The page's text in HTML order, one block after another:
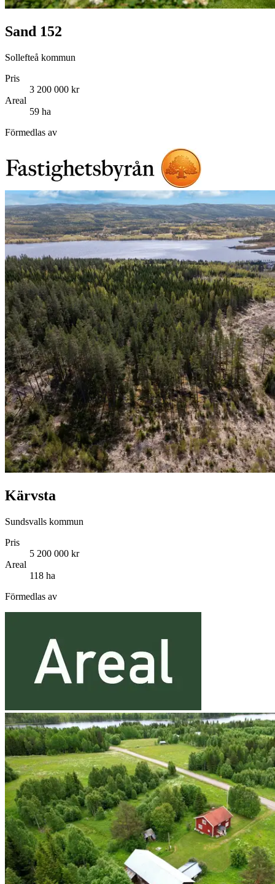
Sand 152
Sollefteå kommun
Pris
3 200 000 kr
Areal
59 ha
Förmedlas av
Kärvsta
Sundsvalls kommun
Pris
5 200 000 kr
Areal
118 ha
Förmedlas av